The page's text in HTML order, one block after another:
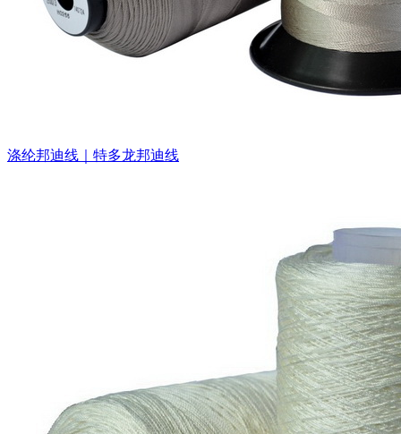
涤纶邦迪线｜特多龙邦迪线